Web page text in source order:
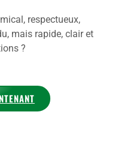
respectueux,
mais rapide, clair et
?